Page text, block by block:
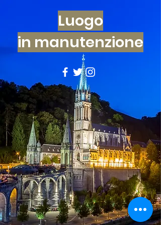
Luogo
in manutenzione